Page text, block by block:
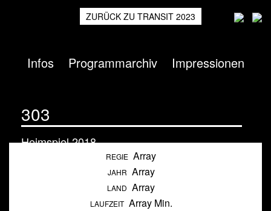
ZURÜCK ZU TRANSIT 2023
Infos Programmarchiv Impressionen
303
Heimspiel2018
REGIE Array
JAHR Array
LAND Array
LAUFZEIT Array Min.